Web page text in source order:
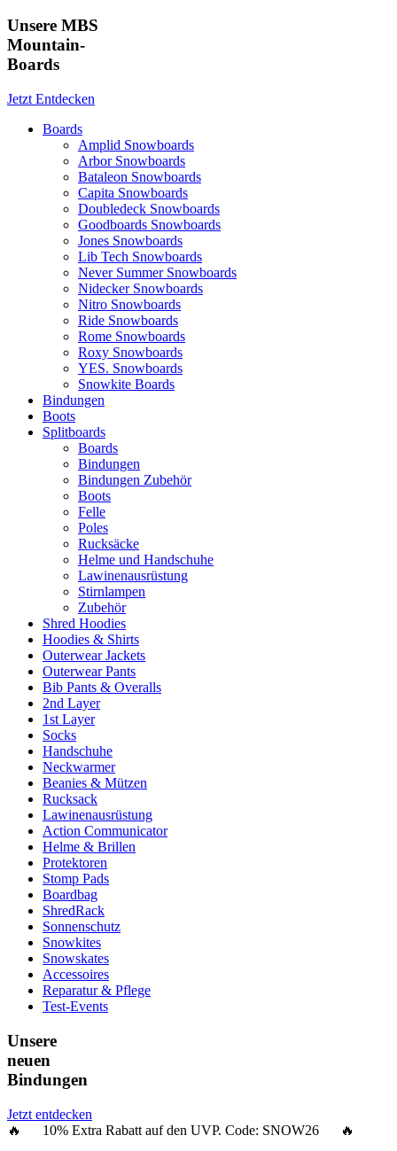
Unsere MBS
Mountain-
Boards
Jetzt Entdecken
Boards
Amplid Snowboards
Arbor Snowboards
Bataleon Snowboards
Capita Snowboards
Doubledeck Snowboards
Goodboards Snowboards
Jones Snowboards
Lib Tech Snowboards
Never Summer Snowboards
Nidecker Snowboards
Nitro Snowboards
Ride Snowboards
Rome Snowboards
Roxy Snowboards
YES. Snowboards
Snowkite Boards
Bindungen
Boots
Splitboards
Boards
Bindungen
Bindungen Zubehör
Boots
Felle
Poles
Rucksäcke
Helme und Handschuhe
Lawinenausrüstung
Stirnlampen
Zubehör
Shred Hoodies
Hoodies & Shirts
Outerwear Jackets
Outerwear Pants
Bib Pants & Overalls
2nd Layer
1st Layer
Socks
Handschuhe
Neckwarmer
Beanies & Mützen
Rucksack
Lawinenausrüstung
Action Communicator
Helme & Brillen
Protektoren
Stomp Pads
Boardbag
ShredRack
Sonnenschutz
Snowkites
Snowskates
Accessoires
Reparatur & Pflege
Test-Events
Unsere
neuen
Bindungen
Jetzt entdecken
🔥 10% Extra Rabatt auf den UVP. Code: SNOW26 🔥